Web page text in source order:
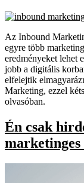
Az Inbound
egyre több
eredményeket lehet
jobb a digitális
elfelejtik
Marketing, ezzel
olvasóban.
Én csak